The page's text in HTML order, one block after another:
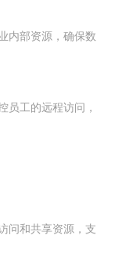
内部资源，确保数
员工的远程访问，
问和共享资源，支